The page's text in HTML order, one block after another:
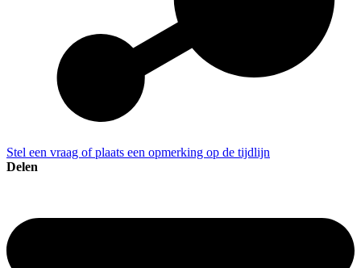
Stel een vraag of plaats een opmerking op de tijdlijn
Delen